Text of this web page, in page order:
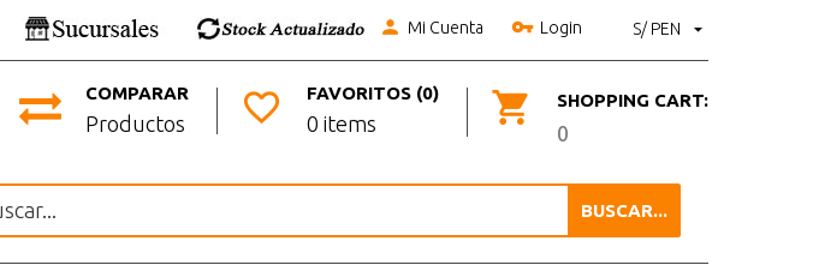
S/ PEN
Mi Cuenta Login
SHOPPING CART:
0
FAVORITOS (0)
0 items
COMPARAR
Productos
BUSCAR...